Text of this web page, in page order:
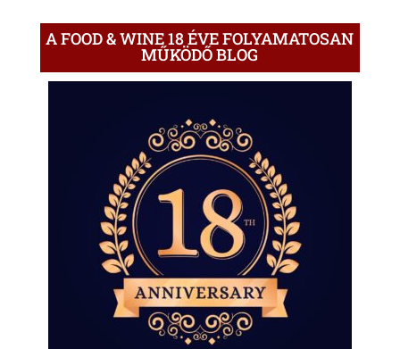
A FOOD & WINE 18 ÉVE FOLYAMATOSAN
MŰKÖDŐ BLOG